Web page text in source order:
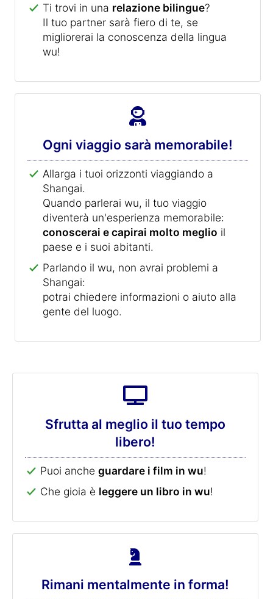
Ti trovi in una relazione bilingue?
Il tuo partner sarà fiero di te, se
migliorerai la conoscenza della lingua
wu!
Ogni viaggio sarà memorabile!
Allarga i tuoi orizzonti viaggiando a
Shangai.
Quando parlerai wu, il tuo viaggio
diventerà un'esperienza memorabile:
conoscerai e capirai molto meglio il
paese e i suoi abitanti.
Parlando il wu, non avrai problemi a
Shangai:
potrai chiedere informazioni o aiuto alla
gente del luogo.
Sfrutta al meglio il tuo tempo
libero!
Puoi anche guardare i film in wu!
Che gioia è leggere un libro in wu!
Rimani mentalmente in forma!